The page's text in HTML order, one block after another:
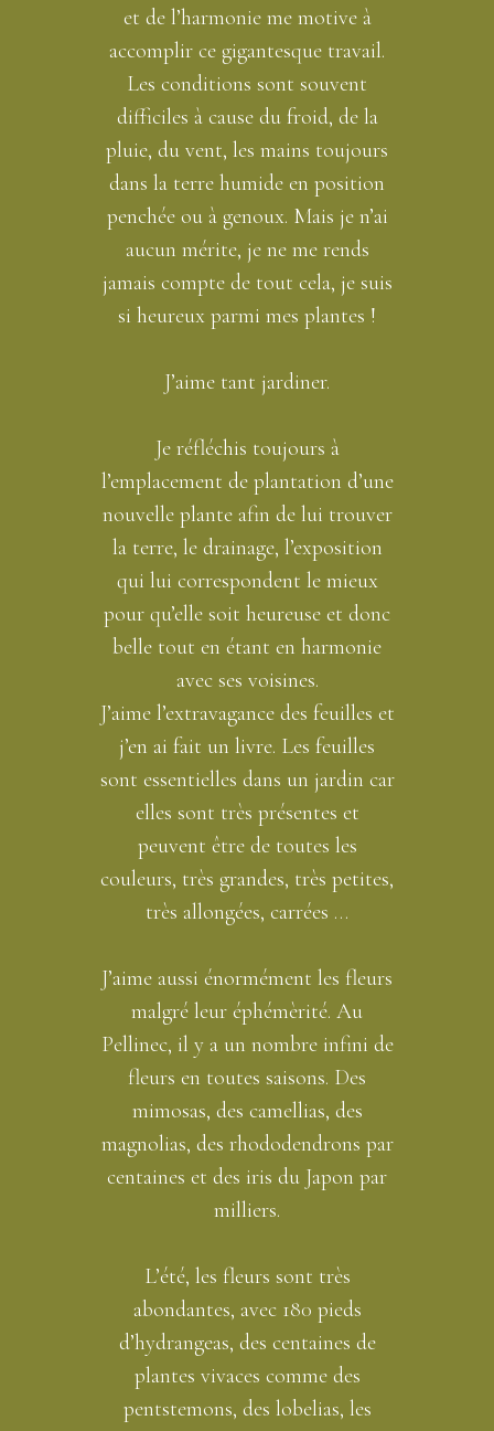
et de l’harmonie me motive à
accomplir ce gigantesque travail.
Les conditions sont souvent
difficiles à cause du froid, de la
pluie, du vent, les mains toujours
dans la terre humide en position
penchée ou à genoux. Mais je n’ai
aucun mérite, je ne me rends
jamais compte de tout cela, je suis
si heureux parmi mes plantes !
J’aime tant jardiner.
Je réfléchis toujours à
l’emplacement de plantation d’une
nouvelle plante afin de lui trouver
la terre, le drainage, l’exposition
qui lui correspondent le mieux
pour qu’elle soit heureuse et donc
belle tout en étant en harmonie
avec ses voisines.
J’aime l’extravagance des feuilles et
j’en ai fait un livre. Les feuilles
sont essentielles dans un jardin car
elles sont très présentes et
peuvent être de toutes les
couleurs, très grandes, très petites,
très allongées, carrées …
J’aime aussi énormément les fleurs
malgré leur éphémèrité. Au
Pellinec, il y a un nombre infini de
fleurs en toutes saisons. Des
mimosas, des camellias, des
magnolias, des rhododendrons par
centaines et des iris du Japon par
milliers.
L’été, les fleurs sont très
abondantes, avec 180 pieds
d’hydrangeas, des centaines de
plantes vivaces comme des
pentstemons, des lobelias, les